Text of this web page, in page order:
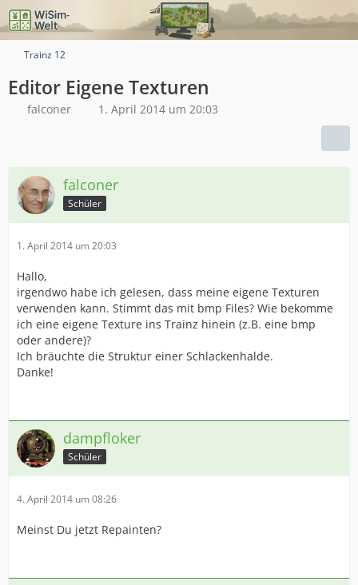
Trainz 12
Editor Eigene Texturen
falconer 1. April 2014 um 20:03
falconer
Schüler
1. April 2014 um 20:03
Hallo,
irgendwo habe ich gelesen, dass meine eigene Texturen
verwenden kann. Stimmt das mit bmp Files? Wie bekomme
ich eine eigene Texture ins Trainz hinein (z.B. eine bmp
oder andere)?
Ich bräuchte die Struktur einer Schlackenhalde.
Danke!
dampfloker
Schüler
4. April 2014 um 08:26
Meinst Du jetzt Repainten?